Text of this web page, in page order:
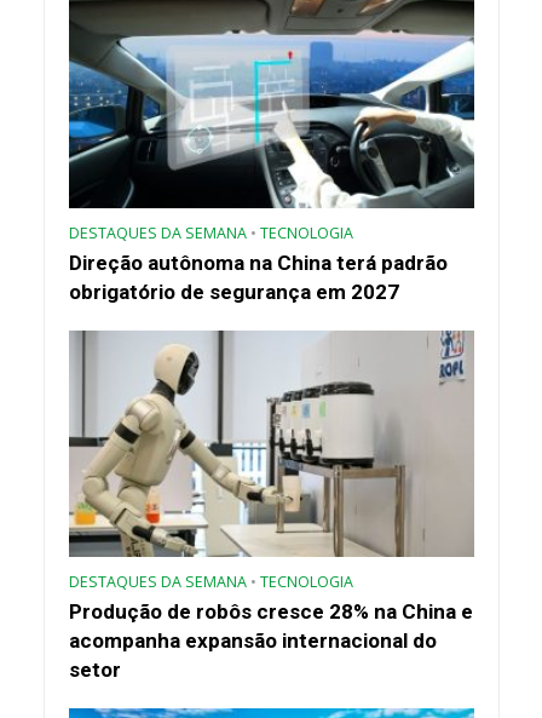
DESTAQUES DA SEMANA • TECNOLOGIA
Direção autônoma na China terá padrão
obrigatório de segurança em 2027
DESTAQUES DA SEMANA • TECNOLOGIA
Produção de robôs cresce 28% na China e
acompanha expansão internacional do
setor